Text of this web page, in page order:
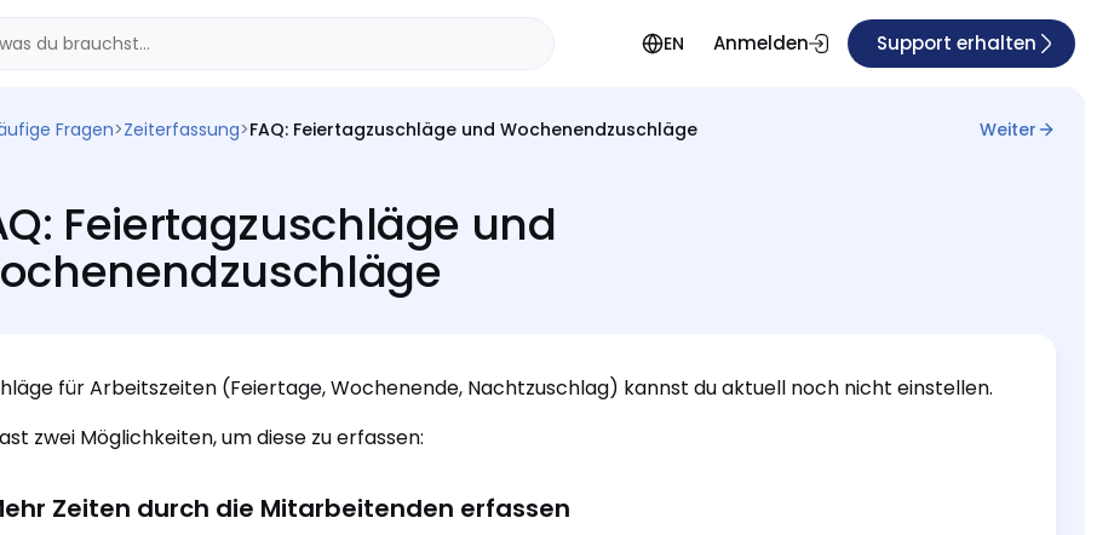
EN Anmelden Support erhalten
Fragen>Zeiterfassung>FAQ: Feiertagzuschläge und Wochenendzuschläge Weiter
Feiertagzuschläge und
für Arbeitszeiten (Feiertage, Wochenende, Nachtzuschlag) kannst du aktuell noch nicht einstellen.
zwei Möglichkeiten, um diese zu erfassen:
Zeiten durch die Mitarbeitenden erfassen